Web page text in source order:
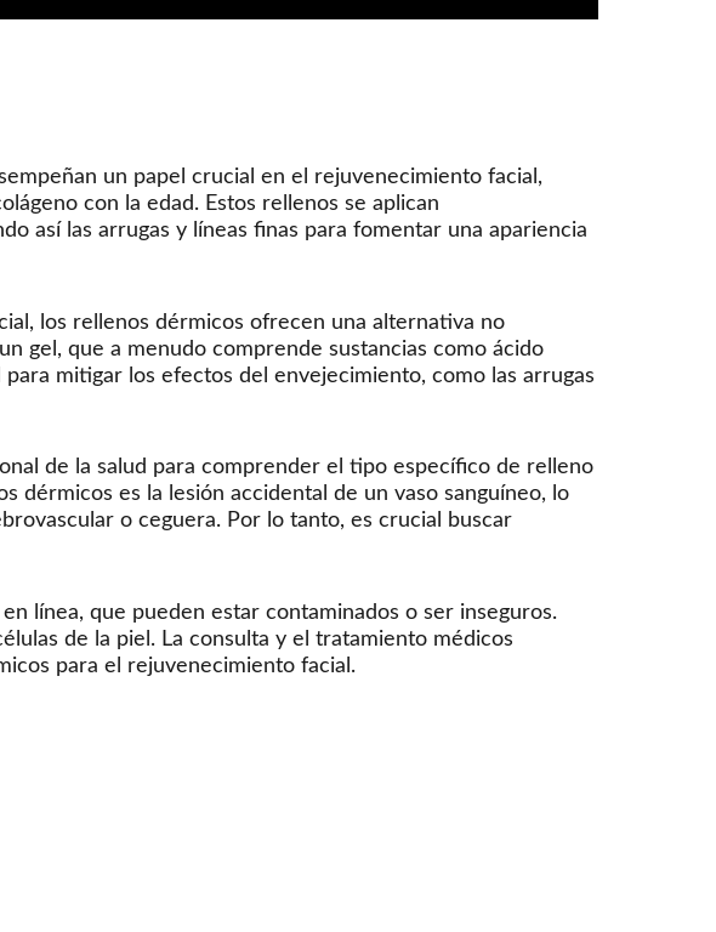
un papel crucial en el rejuvenecimiento facial,
con la edad. Estos rellenos se aplican
así las arrugas y líneas finas para fomentar una apariencia
los rellenos dérmicos ofrecen una alternativa no
gel, que a menudo comprende sustancias como ácido
mitigar los efectos del envejecimiento, como las arrugas
de la salud para comprender el tipo específico de relleno
dérmicos es la lesión accidental de un vaso sanguíneo, lo
o ceguera. Por lo tanto, es crucial buscar
línea, que pueden estar contaminados o ser inseguros.
de la piel. La consulta y el tratamiento médicos
para el rejuvenecimiento facial.